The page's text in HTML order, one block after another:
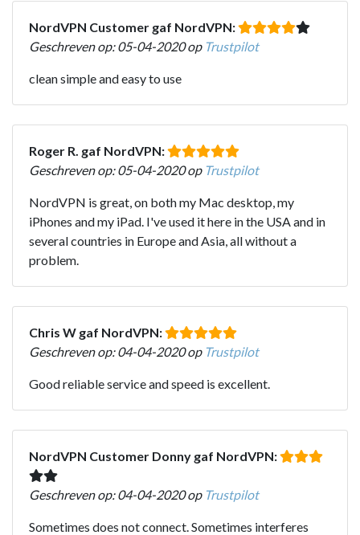
NordVPN Customer gaf NordVPN:
Geschreven op: 05-04-2020 op Trustpilot
clean simple and easy to use
Roger R. gaf NordVPN:
Geschreven op: 05-04-2020 op Trustpilot
NordVPN is great, on both my Mac desktop, my
iPhones and my iPad. I've used it here in the USA and in
several countries in Europe and Asia, all without a
problem.
Chris W gaf NordVPN:
Geschreven op: 04-04-2020 op Trustpilot
Good reliable service and speed is excellent.
NordVPN Customer Donny gaf NordVPN:
Geschreven op: 04-04-2020 op Trustpilot
Sometimes does not connect. Sometimes interferes